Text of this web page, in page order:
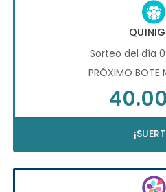
Sorteo del día
PRÓXIMO BOTE